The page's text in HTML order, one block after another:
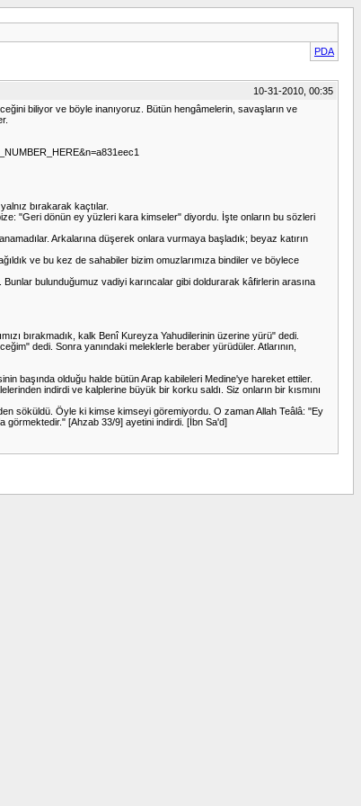
PDA
10-31-2010, 00:35
biliyor ve böyle inanıyoruz. Bütün hengâmelerin, savaşların ve
bırakarak kaçtılar.
"Geri dönün ey yüzleri kara kimseler" diyordu. İşte onların bu sözleri
Arkalarına düşerek onlara vurmaya başladık; beyaz katırın
ve bu kez de sahabiler bizim omuzlarımıza bindiler ve böylece
bulunduğumuz vadiyi karıncalar gibi doldurarak kâfirlerin arasına
bırakmadık, kalk Benî Kureyza Yahudilerinin üzerine yürü" dedi.
dedi. Sonra yanındaki meleklerle beraber yürüdüler. Atlarının,
başında olduğu halde bütün Arap kabileleri Medine'ye hareket ettiler.
indirdi ve kalplerine büyük bir korku saldı. Siz onların bir kısmını
söküldü. Öyle ki kimse kimseyi göremiyordu. O zaman Allah Teâlâ: "Ey
görmektedir." [Ahzab 33/9] ayetini indirdi. [İbn Sa'd]